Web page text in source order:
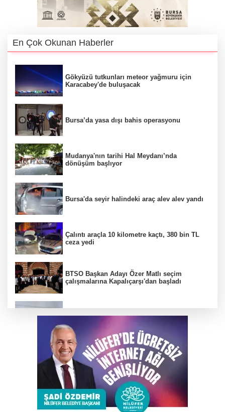
En Çok Okunan Haberler
Gökyüzü tutkunları meteor yağmuru için
Karacabey'de buluşacak
Bursa’da yasa dışı bahis operasyonu
Mudanya'nın tarihi Hal Meydanı’nda
dönüşüm başlıyor
Bursa'da seyir halindeki araç alev alev yandı
Çalıntı araçla 10 kilometre kaçtı, 380 bin TL
ceza yedi
BTSO Başkan Adayı Özer Matlı seçim
çalışmalarına Kapalıçarşı'dan başladı
DAĞDER ve BUMEV'den eğitim için güç
birliği
Kahvehaneye gelen sincabı elleriyle besledi